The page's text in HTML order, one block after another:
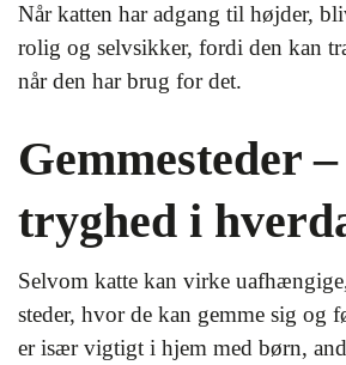
Når katten har adgang til højder,
rolig og selvsikker, fordi den kan
når den har brug for det.
Gemmesteder
tryghed i
Selvom katte kan virke
steder, hvor de kan gemme sig og
er især vigtigt i hjem med børn,